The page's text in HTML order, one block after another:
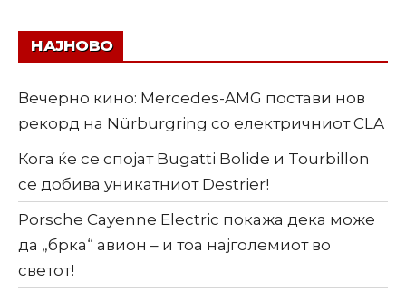
НАЈНОВО
Вечерно кино: Mercedes-AMG постави нов
рекорд на Nürburgring со електричниот CLA
Кога ќе се спојат Bugatti Bolide и Tourbillon
се добива уникатниот Destrier!
Porsche Cayenne Electric покажа дека може
да „брка“ авион – и тоа најголемиот во
светот!